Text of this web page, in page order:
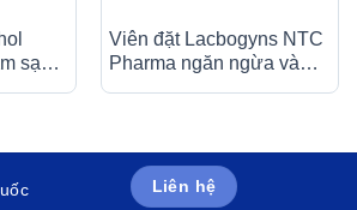
sạch
Viên đặt Lacbogyns NTC
Pharma ngăn ngừa và
Liên hệ